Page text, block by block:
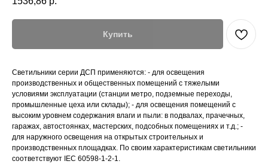
Купить
Светильники серии ДСП применяются: - для освещения
производственных и общественных помещений с тяжелыми
условиями эксплуатации (станции метро, подземные переходы,
промышленные цеха или склады); - для освещения помещений с
высоким уровнем содержания влаги и пыли: в подвалах, прачечных,
гаражах, автостоянках, мастерских, подсобных помещениях и т.д.; -
для наружного освещения на открытых строительных и
производственных площадках. По своим характеристикам светильники
соответствуют IEC 60598-1-2-1.